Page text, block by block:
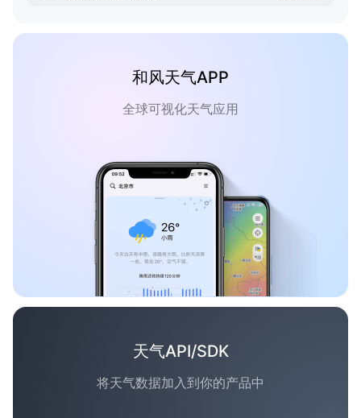
和风天气APP
全球可视化天气应用
天气API/SDK
将天气数据加入到你的产品中